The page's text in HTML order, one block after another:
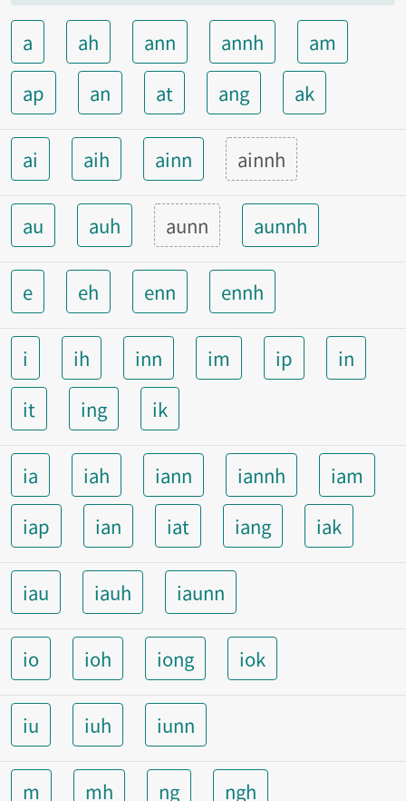
a ah ann annh
am
ap
an at ang ak
ai aih ainn ainnh
au auh aunn aunnh
e eh enn ennh
i ih inn im ip
in
it
ing ik
ia iah iann iannh
iam
iap
ian iat iang iak
iau iauh iaunn
io ioh iong iok
iu iuh iunn
m mh ng ngh